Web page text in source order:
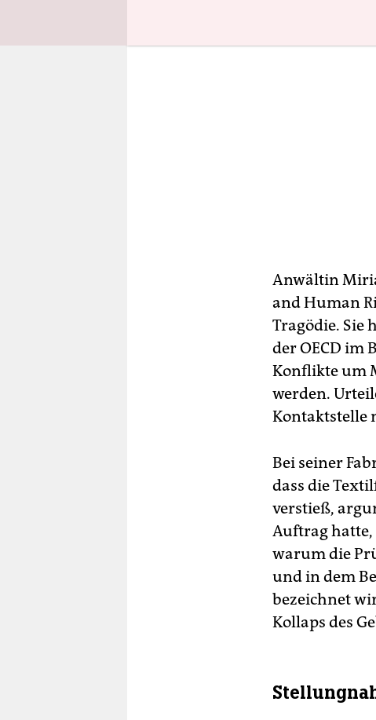
Anwältin
and Human
Tragödie. Sie
der OECD im
Konflikte um
werden.
Kontaktstelle
Bei seiner
dass die
verstieß,
Auftrag hatte,
warum die
und in dem
bezeichnet
Kollaps des